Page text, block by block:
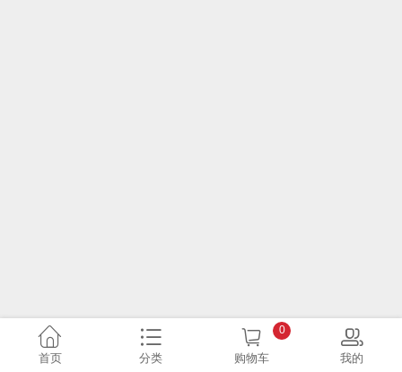
首页 分类 购物车
0
我的